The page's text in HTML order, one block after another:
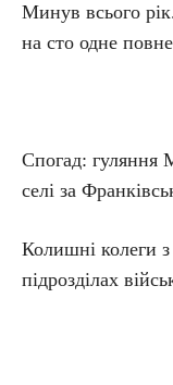
Минув всього
на сто одне
Спогад: гуляння
селі за
Колишні колеги
підрозділах